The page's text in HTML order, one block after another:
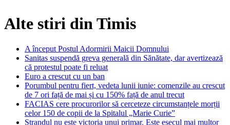
Alte stiri din Timis
A început Postul Adormirii Maicii Domnului
Sanitas suspendă greva generală din Sănătate, dar avertizează
că protestul poate fi reluat
Euro a crescut cu un ban
Porumbul pentru fiert, vedeta lunii iunie: comenzile au crescut
de 7 ori față de mai și cu 150% față de anul trecut
FACIAS cere procurorilor să cerceteze circumstanțele morții
celor 150 de copii de la Spitalul „Marie Curie”
Ștrandul nu este victoria unui primar. Este eșecul mai multor